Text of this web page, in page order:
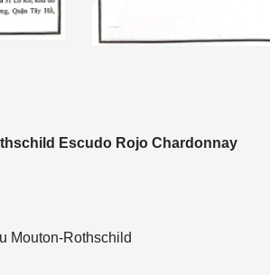
Escudo Rojo Chardonnay
Mouton-Rothschild